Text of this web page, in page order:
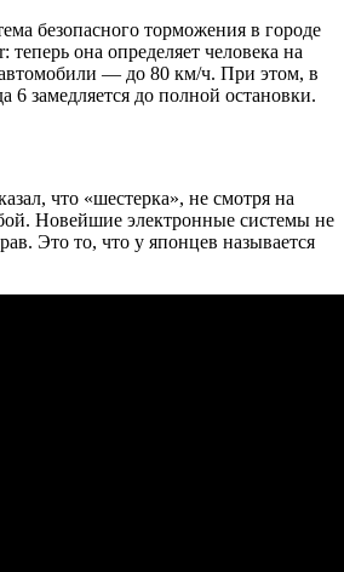
безопасного торможения в городе
теперь она определяет человека на
— до 80 км/ч. При этом, в
6 замедляется до полной остановки.
что «шестерка», не смотря на
Новейшие электронные системы не
Это то, что у японцев называется